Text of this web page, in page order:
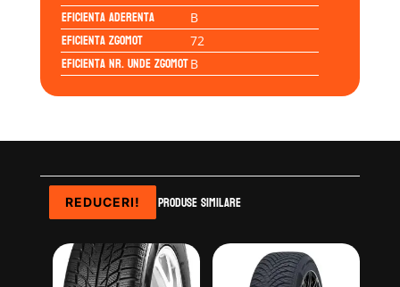
Eficienta Aderenta B
Eficienta Zgomot 72
Eficienta Nr. Unde ZgomotB
Produse similare
REDUCERI!
REDUCERI!
REDUCERI!